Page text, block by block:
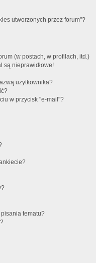
utworzonych przez forum"?
(w postach, w profilach, itd.)
są nieprawidłowe!
użytkownika?
w przycisk "e-mail"?
pisania tematu?